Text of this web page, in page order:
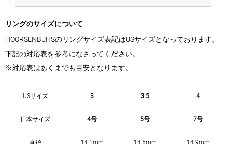
リングのサイズについて
HOORSENBUHSのリングサイズ表記はUSサイズとなっております。
下記の対応表を参考になさってください。
※対応表はあくまでも目安となります。
USサイズ 3 3.5 4
日本サイズ 4号 5号 7号
直径 14.1mm 14.5mm 14.9mm